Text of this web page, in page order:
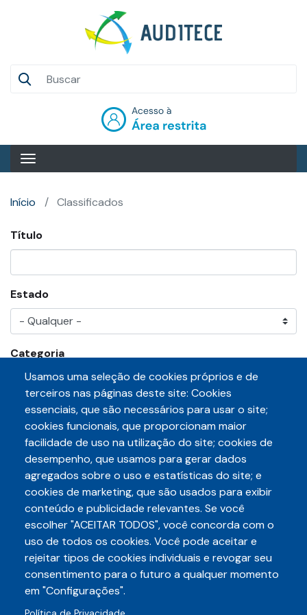
principal
Início Classificados
Título
Estado
Categoria
Paginação
Telefone
(85)3248-5657
E-mail
auditece@auditece.org.br
Usamos uma seleção de cookies próprios e de
terceiros nas páginas deste site: Cookies
essenciais, que são necessários para usar o site;
cookies funcionais, que proporcionam maior
facilidade de uso na utilização do site; cookies de
desempenho, que usamos para gerar dados
agregados sobre o uso e estatísticas do site; e
cookies de marketing, que são usados para exibir
conteúdo e publicidade relevantes. Se você
escolher "ACEITAR TODOS", você concorda com o
uso de todos os cookies. Você pode aceitar e
rejeitar tipos de cookies individuais e revogar seu
consentimento para o futuro a qualquer momento
em "Configurações".